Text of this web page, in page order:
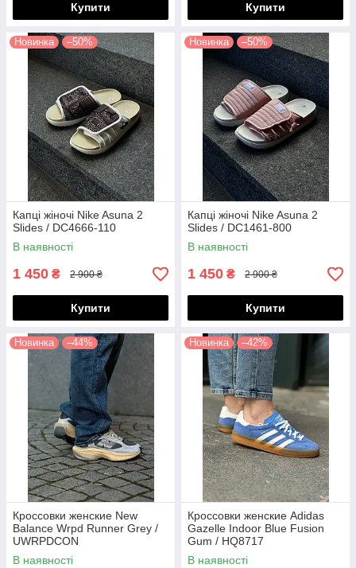
Купити Купити
Новинка –50%
Капці жіночі Nike Asuna 2
Slides / DC4666-110
В наявності
1 450 ₴ 2 900 ₴
Купити
Новинка –50%
Капці жіночі Nike Asuna 2
Slides / DC1461-800
В наявності
1 450 ₴ 2 900 ₴
Купити
Новинка –44%
Кроссовки женские New
Balance Wrpd Runner Grey /
UWRPDCON
В наявності
Новинка –42%
Кроссовки женские Adidas
Gazelle Indoor Blue Fusion
Gum / HQ8717
В наявності